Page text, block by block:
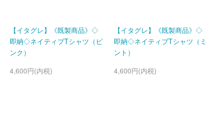
【イタグレ】《既製商品》◇
即納◇ネイティブTシャツ（ピ
ンク）
4,600円(内税)
【イタグレ】《既製商品》◇
即納◇ネイティブTシャツ（ミ
ント）
4,600円(内税)